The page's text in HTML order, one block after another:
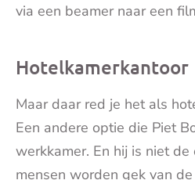
via een beamer naar een
Hotelkamerkantoor
Maar daar red je het als
Een andere optie die Piet
werkkamer. En hij is niet de
mensen worden gek van